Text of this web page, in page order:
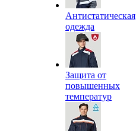
Антистатическая
одежда
Защита от
повышенных
температур